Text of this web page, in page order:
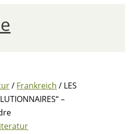
/ Frankreich / LES
–